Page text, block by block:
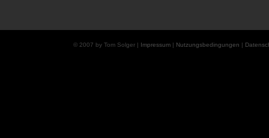
© 2007 by Tom Solger | Impressum| Nutzungsbedingungen |